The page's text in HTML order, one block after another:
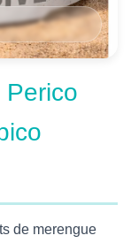
de merengue